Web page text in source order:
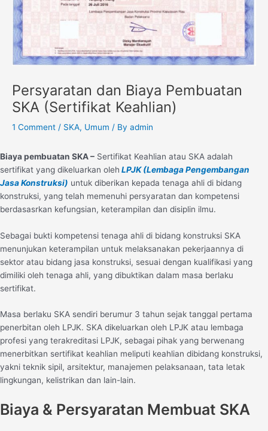
Persyaratan dan Biaya Pembuatan
SKA (Sertifikat Keahlian)
1 Comment / SKA, Umum / By admin
Biaya pembuatan SKA – Sertifikat Keahlian atau SKA adalah
sertifikat yang dikeluarkan oleh LPJK (Lembaga Pengembangan
Jasa Konstruksi) untuk diberikan kepada tenaga ahli di bidang
konstruksi, yang telah memenuhi persyaratan dan kompetensi
berdasasrkan kefungsian, keterampilan dan disiplin ilmu.
Sebagai bukti kompetensi tenaga ahli di bidang konstruksi SKA
menunjukan keterampilan untuk melaksanakan pekerjaannya di
sektor atau bidang jasa konstruksi, sesuai dengan kualifikasi yang
dimiliki oleh tenaga ahli, yang dibuktikan dalam masa berlaku
sertifikat.
Masa berlaku SKA sendiri berumur 3 tahun sejak tanggal pertama
penerbitan oleh LPJK. SKA dikeluarkan oleh LPJK atau lembaga
profesi yang terakreditasi LPJK, sebagai pihak yang berwenang
menerbitkan sertifikat keahlian meliputi keahlian dibidang konstruksi,
yakni teknik sipil, arsitektur, manajemen pelaksanaan, tata letak
lingkungan, kelistrikan dan lain-lain.
Biaya & Persyaratan Membuat SKA